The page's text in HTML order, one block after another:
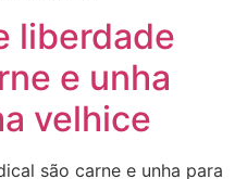
liberdade
e unha
velhice
são carne e unha para